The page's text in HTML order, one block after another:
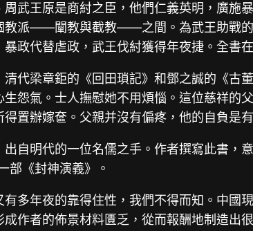
武王原是商紂之臣，他們仁義英明，廣
教派——闡教與截教——之間。為武王助戰
政代替虐政，武王伐紂獲得年夜捷。全書
代梁章鉅的《回田瑣記》和鄧之誠的《
怨氣。士人撫慰她不用煩惱。這位慈祥的
置辦嫁奩。父親并沒有偏疼，他的自負是
自明代的一位名儒之手。作者撰寫此書，
部《封神演義》。
多年夜的靠得住性，我們不得而知。中
作者的佈景材料匱乏，從而報酬地制造出